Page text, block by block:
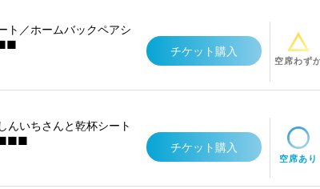
ト／ホームバックペアシ
チケット購入
空席わず
んいちさんと乾杯シート
■■■
チケット購入
空席あり